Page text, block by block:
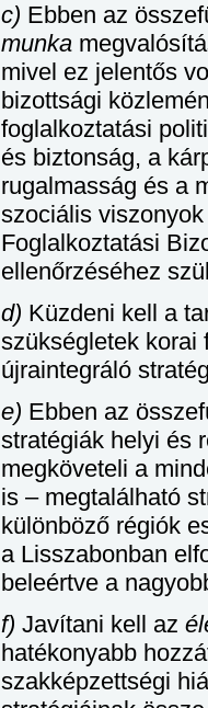
c) Ebben az
munka
mivel ez jelentős
bizottsági
foglalkoztatási
és biztonság, a
rugalmasság és a
szociális
Foglalkoztatási
ellenőrzéséhez
d) Küzdeni kell a
szükségletek korai
újraintegráló
e) Ebben az
stratégiák helyi és
megköveteli a
is – megtalálható
különböző régiók
a Lisszabonban
beleértve a
f) Javítani kell az
hatékonyabb
szakképzettségi